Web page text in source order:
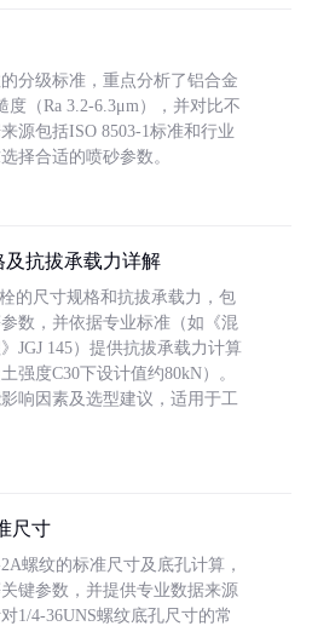
分级标准，重点分析了铝合金
度（Ra 3.2-6.3μm），并对比不
源包括ISO 8503-1标准和行业
择合适的喷砂参数。
抗拔承载力详解
的尺寸规格和抗拔承载力，包
数，并依据专业标准（如《混
JGJ 145）提供抗拔承载力计算
强度C30下设计值约80kN）。
响因素及选型建议，适用于工
尺寸
螺纹的标准尺寸及底孔计算，
键参数，并提供专业数据来源
1/4-36UNS螺纹底孔尺寸的常